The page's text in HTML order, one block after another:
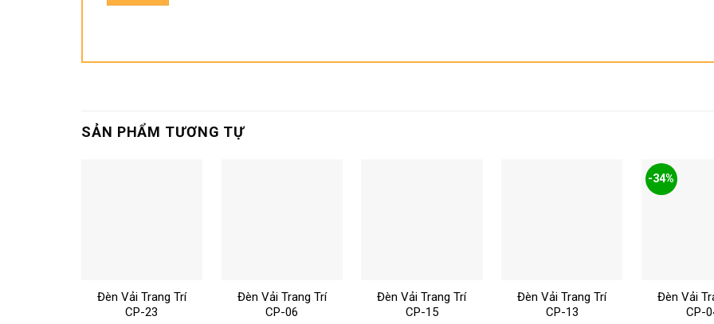
SẢN PHẨM TƯƠNG TỰ
Đèn Vải Trang Trí
CP-23
Đèn Vải Trang Trí
CP-06
Đèn Vải Trang Trí
CP-15
Đèn Vải Trang Trí
CP-13
-34%
Đèn Vải
CP-